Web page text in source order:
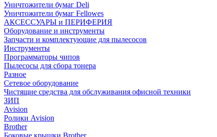
Уничтожители бумаг Deli
Уничтожители бумаг Fellowes
АКСЕССУАРЫ и ПЕРИФЕРИЯ
Оборудование и инструменты
Запчасти и комплектующие для пылесосов
Инструменты
Программаторы чипов
Пылесосы для сбора тонера
Разное
Сетевое оборудование
Чистящие средства для обслуживания офисной техники
ЗИП
Avision
Ролики Avision
Brother
Боковые крышки Brother